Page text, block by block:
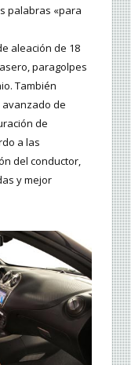
palabras «para
aleación de 18
paragolpes
También
de
de
a las
del conductor,
y mejor